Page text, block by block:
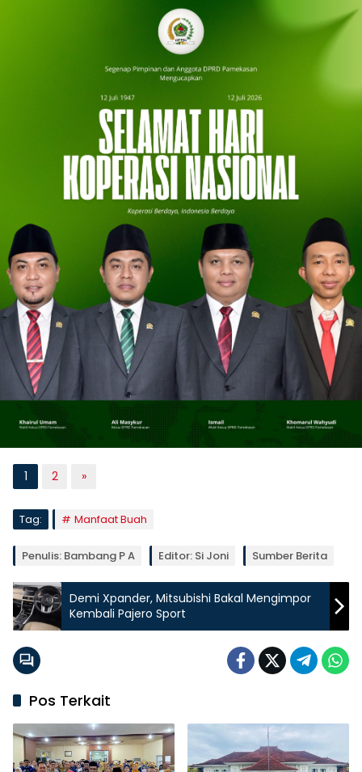
1 2 »
Tag: Manfaat Buah
Penulis: Bambang P A Editor: Si Joni Sumber Berita
Demi Xpander, Mitsubishi Bakal Mengimpor
Kembali Pajero Sport
Pos Terkait